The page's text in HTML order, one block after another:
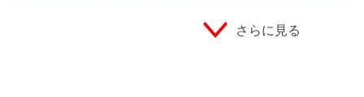
さらに見る